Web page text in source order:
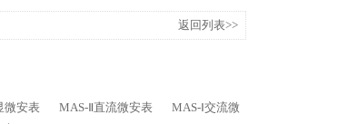
返回列表>>
微安表 MAS-Ⅱ直流微安表
MAS-Ⅰ交流微